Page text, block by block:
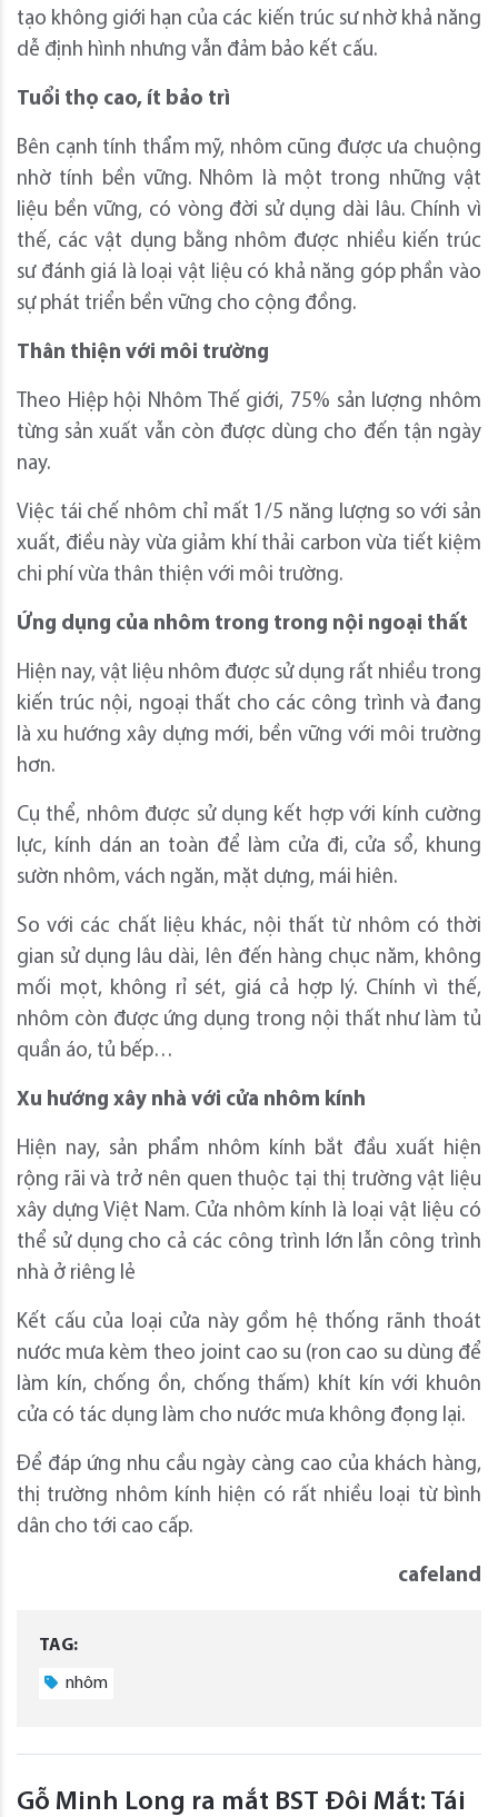
tạo không giới hạn của các kiến trúc sư nhờ khả năng
dễ định hình nhưng vẫn đảm bảo kết cấu.
Tuổi thọ cao, ít bảo trì
Bên cạnh tính thẩm mỹ, nhôm cũng được ưa chuộng
nhờ tính bền vững. Nhôm là một trong những vật
liệu bền vững, có vòng đời sử dụng dài lâu. Chính vì
thế, các vật dụng bằng nhôm được nhiều kiến trúc
sư đánh giá là loại vật liệu có khả năng góp phần vào
sự phát triển bền vững cho cộng đồng.
Thân thiện với môi trường
Theo Hiệp hội Nhôm Thế giới, 75% sản lượng nhôm
từng sản xuất vẫn còn được dùng cho đến tận ngày
nay.
Việc tái chế nhôm chỉ mất 1/5 năng lượng so với sản
xuất, điều này vừa giảm khí thải carbon vừa tiết kiệm
chi phí vừa thân thiện với môi trường.
Ứng dụng của nhôm trong trong nội ngoại thất
Hiện nay, vật liệu nhôm được sử dụng rất nhiều trong
kiến trúc nội, ngoại thất cho các công trình và đang
là xu hướng xây dựng mới, bền vững với môi trường
hơn.
Cụ thể, nhôm được sử dụng kết hợp với kính cường
lực, kính dán an toàn để làm cửa đi, cửa sổ, khung
sườn nhôm, vách ngăn, mặt dựng, mái hiên.
So với các chất liệu khác, nội thất từ nhôm có thời
gian sử dụng lâu dài, lên đến hàng chục năm, không
mối mọt, không rỉ sét, giá cả hợp lý. Chính vì thế,
nhôm còn được ứng dụng trong nội thất như làm tủ
quần áo, tủ bếp…
Xu hướng xây nhà với cửa nhôm kính
Hiện nay, sản phẩm nhôm kính bắt đầu xuất hiện
rộng rãi và trở nên quen thuộc tại thị trường vật liệu
xây dựng Việt Nam. Cửa nhôm kính là loại vật liệu có
thể sử dụng cho cả các công trình lớn lẫn công trình
nhà ở riêng lẻ
Kết cấu của loại cửa này gồm hệ thống rãnh thoát
nước mưa kèm theo joint cao su (ron cao su dùng để
làm kín, chống ồn, chống thấm) khít kín với khuôn
cửa có tác dụng làm cho nước mưa không đọng lại.
Để đáp ứng nhu cầu ngày càng cao của khách hàng,
thị trường nhôm kính hiện có rất nhiều loại từ bình
dân cho tới cao cấp.
cafeland
TAG:
nhôm
Gỗ Minh Long ra mắt BST Đôi Mắt: Tái